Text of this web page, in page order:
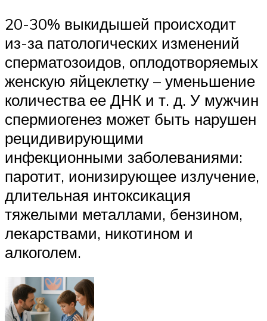
20-30% выкидышей происходит
из-за патологических изменений
сперматозоидов, оплодотворяемых
женскую яйцеклетку – уменьшение
количества ее ДНК и т. д. У мужчин
спермиогенез может быть нарушен
рецидивирующими
инфекционными заболеваниями:
паротит, ионизирующее излучение,
длительная интоксикация
тяжелыми металлами, бензином,
лекарствами, никотином и
алкоголем.